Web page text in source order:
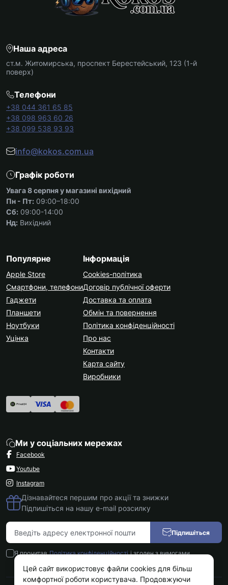
Наша адреса
ст.м. Житомирська, проспект Берестейський, 123 (1-й
поверх)
Телефони
+38 044 361 65 85
+38 098 963 60 26
+38 099 538 93 93
info@kokos.com.ua
Графік роботи
Увага 8 серпня у магазині вихідний
Пн - Пт: 09:00–18:00
Сб: 09:00-14:00
Нд: Вихідний
Популярне
Apple Store
Смартфони, телефони
Гаджети
Планшети
Ноутбуки
Уцінка
Інформація
Cookies-політика
Договір публічної оферти
Доставка та оплата
Обмін та повернення
Політика конфіденційності
Про нас
Контакти
Карта сайту
Виробники
Ми у соціальних мережах
Facebook
Youtube
Instagram
Дізнавайтеся першим про акції та знижки
Підпишіться на нашу e-mail розсилку
Підпишіться
Я прочитав Політика конфіденційності і згоден з вимогами
Цей сайт використовує файли cookies для більш
комфортної роботи користувача. Продовжуючи